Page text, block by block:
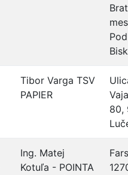
Tibor Varga TSV
PAPIER
80,
Ing. Matej
Kotuľa - POINTA